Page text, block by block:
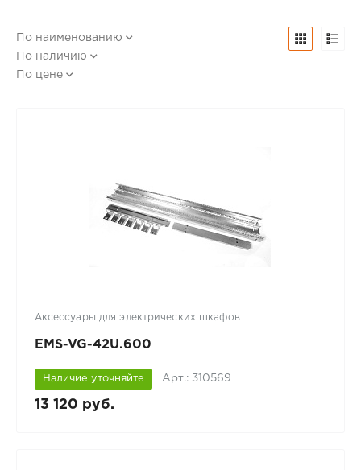
По наименованию
По наличию
По цене
Аксессуары для электрических шкафов
EMS-VG-42U.600
Наличие уточняйте Арт.: 310569
13 120 руб.